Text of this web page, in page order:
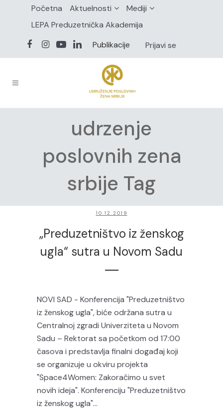
Početna Aktuelnosti
Mediji
LEPA Preduzetnička Akademija
Publikacije
Prijavi se
udrzenje
poslovnih zena
srbije Tag
10.12.2019
„Preduzetništvo iz ženskog
ugla“ sutra u Novom Sadu
NOVI SAD - Konferencija "Preduzetništvo
iz ženskog ugla", biće održana sutra u
Centralnoj zgradi Univerziteta u Novom
Sadu – Rektorat sa početkom od 17:00
časova i predstavlja finalni događaj koji
se organizuje u okviru projekta
"Space4Women: Zakoračimo u svet
novih ideja". Konferenciju "Preduzetništvo
iz ženskog ugla"...